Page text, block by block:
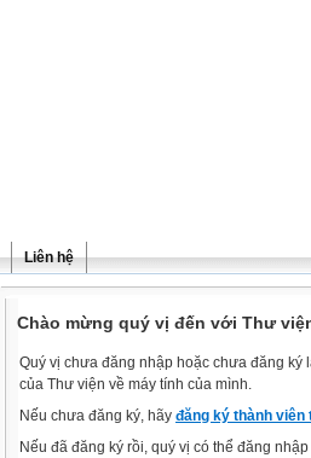
Liên hệ
Chào mừng quý vị đến với Thư
Quý vị chưa đăng nhập hoặc chưa đăng ký
của Thư viện về máy tính của mình.
Nếu chưa đăng ký, hãy đăng ký thành viên
Nếu đã đăng ký rồi, quý vị có thể đăng